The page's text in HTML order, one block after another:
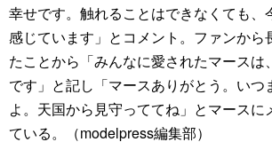
幸せです。触れることはできなくても、
感じています」とコメント。ファンから
たことから「みんなに愛されたマースは
です」と記し「マースありがとう。いつ
よ。天国から見守っててね」とマースに
ている。（modelpress編集部）